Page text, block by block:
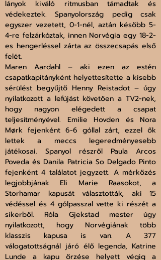
lányok kiváló ritmusban támadtak és
védekeztek. Spanyolország pedig csak
egyszer vezetett, 0-1-nél, aztán később 5-
4-re felzárkóztak, innen Norvégia egy 18-2-
es hengerléssel zárta az összecsapás első
felét.
Maren Aardahl – aki ezen az estén
csapatkapitányként helyettesítette a kisebb
sérülést begyűjtő Henny Reistadot – úgy
nyilatkozott a lefújást követően a TV2-nek,
hogy nagyon elégedett a csapat
teljesítményével. Emilie Hovden és Nora
Mørk fejenként 6-6 góllal zárt, ezzel ők
lettek a meccs legeredményesebb
játékosai. Spanyol részről Paula Arcos
Poveda és Danila Patricia So Delgado Pinto
fejenként 4 találatot jegyzett. A mérkőzés
legjobbjának Eli Marie Raasokot, a
Storhamar kapusát választották, aki 15
védéssel és 4 gólpasszal vette ki részét a
sikerből. Róla Gjekstad mester úgy
nyilatkozott, hogy Norvégiának több
klasszis kapusa is van. A 377
válogatottságnál járó élő legenda, Katrine
Lunde a kapu őrzése helyett végig a